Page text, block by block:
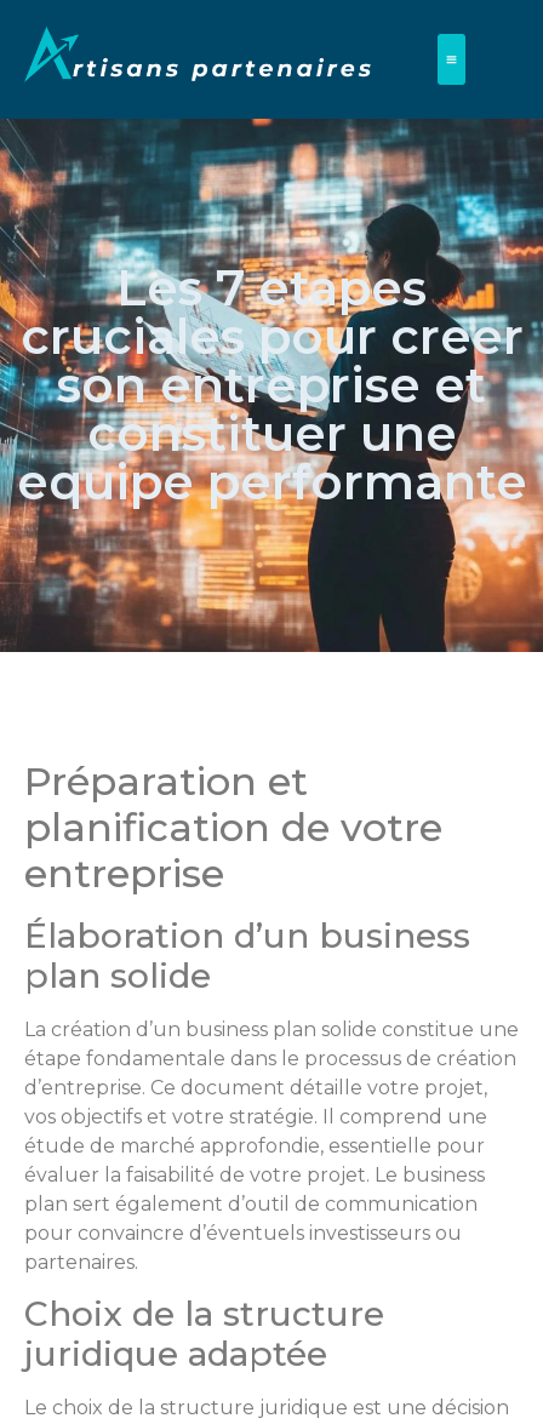
Les 7 etapes
cruciales pour creer
son entreprise et
constituer une
equipe performante
Préparation et
planification de votre
entreprise
Élaboration d’un business
plan solide
La création d’un business plan solide constitue une
étape fondamentale dans le processus de création
d’entreprise. Ce document détaille votre projet,
vos objectifs et votre stratégie. Il comprend une
étude de marché approfondie, essentielle pour
évaluer la faisabilité de votre projet. Le business
plan sert également d’outil de communication
pour convaincre d’éventuels investisseurs ou
partenaires.
Choix de la structure
juridique adaptée
Le choix de la structure juridique est une décision